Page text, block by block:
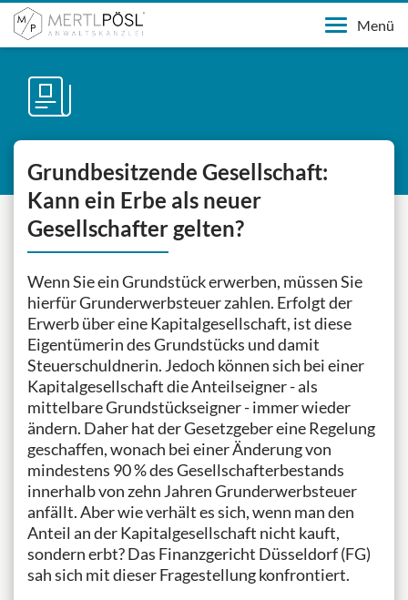
Menü
Grundbesitzende Gesellschaft:
Kann ein Erbe als neuer
Gesellschafter gelten?
Wenn Sie ein Grundstück erwerben, müssen Sie
hierfür Grunderwerbsteuer zahlen. Erfolgt der
Erwerb über eine Kapitalgesellschaft, ist diese
Eigentümerin des Grundstücks und damit
Steuerschuldnerin. Jedoch können sich bei einer
Kapitalgesellschaft die Anteils­eigner - als
mittelbare Grundstückseigner - immer wieder
ändern. Daher hat der Gesetzge­ber eine Regelung
geschaffen, wonach bei einer Änderung von
mindestens 90 % des Gesellschafterbestands
innerhalb von zehn Jahren Grunderwerbsteuer
anfällt. Aber wie verhält es sich, wenn man den
Anteil an der Kapitalgesellschaft nicht kauft,
sondern erbt? Das Finanzgericht Düsseldorf (FG)
sah sich mit dieser Fragestellung konfrontiert.